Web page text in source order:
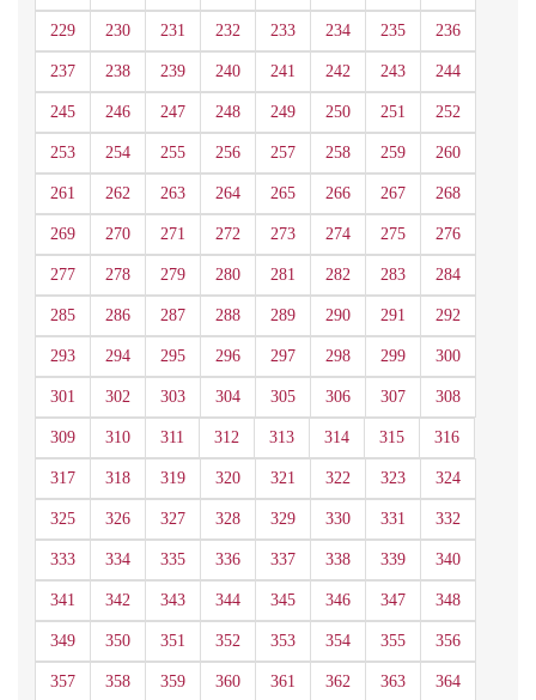
229 230 231 232 233 234 235 236
237 238 239 240 241 242 243 244
245 246 247 248 249 250 251 252
253 254 255 256 257 258 259 260
261 262 263 264 265 266 267 268
269 270 271 272 273 274 275 276
277 278 279 280 281 282 283 284
285 286 287 288 289 290 291 292
293 294 295 296 297 298 299 300
301 302 303 304 305 306 307 308
309 310 311 312 313 314 315 316
317 318 319 320 321 322 323 324
325 326 327 328 329 330 331 332
333 334 335 336 337 338 339 340
341 342 343 344 345 346 347 348
349 350 351 352 353 354 355 356
357 358 359 360 361 362 363 364